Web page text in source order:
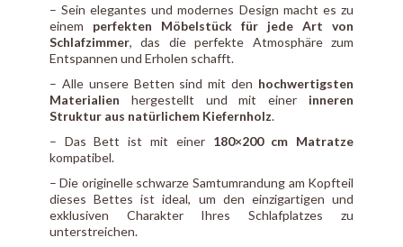
– Sein elegantes und modernes Design macht es zu
einem perfekten Möbelstück für jede Art von
Schlafzimmer, das die perfekte Atmosphäre zum
Entspannen und Erholen schafft.
– Alle unsere Betten sind mit den hochwertigsten
Materialien hergestellt und mit einer inneren
Struktur aus natürlichem Kiefernholz.
– Das Bett ist mit einer 180×200 cm Matratze
kompatibel.
– Die originelle schwarze Samtumrandung am Kopfteil
dieses Bettes ist ideal, um den einzigartigen und
exklusiven Charakter Ihres Schlafplatzes zu
unterstreichen.